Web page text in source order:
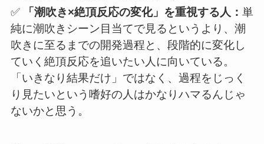
✅
「潮吹き×絶頂反応の変化」を重視する人： 単
純に潮吹きシーン目当てで見るというより、潮
吹きに至るまでの開発過程と、段階的に変化し
ていく絶頂反応を追いたい人に向いている。
「いきなり結果だけ」ではなく、過程をじっく
り見たいという嗜好の人はかなりハマるんじゃ
ないかと思う。